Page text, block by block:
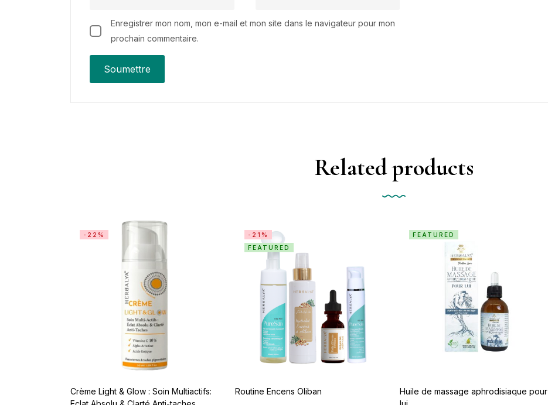
Enregistrer mon nom, mon e-mail et mon site dans le navigateur pour mon
prochain commentaire.
Related products
-22%
Crème Light & Glow : Soin Multiactifs:
-21%
FEATURED
Routine Encens Oliban
FEATURED
Huile de massage aphrodisiaque pour